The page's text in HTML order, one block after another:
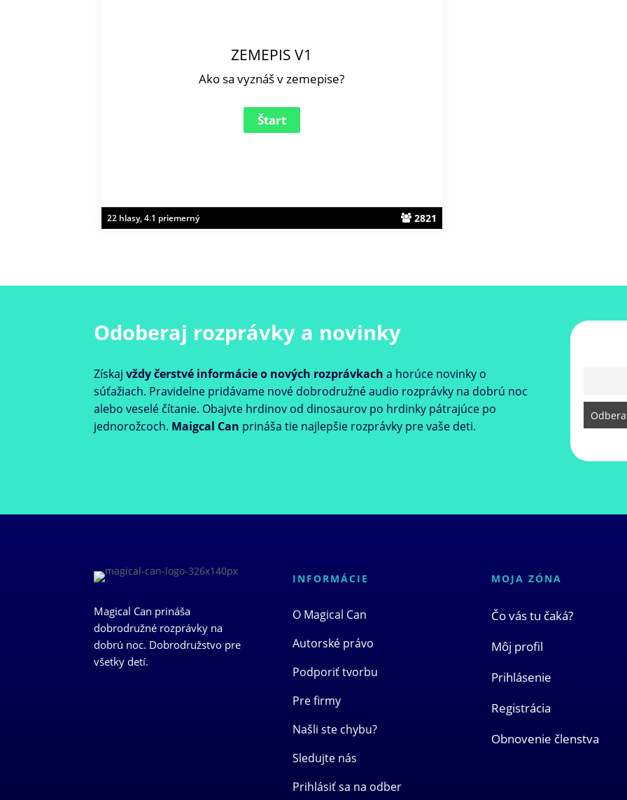
22 hlasy, 4.1 priemerný 2821
ZEMEPIS V1
Ako sa vyznáš v zemepise?
Odoberaj rozprávky a novinky
Získajvždy čerstvé informácie o nových rozprávkach a horúce novinky o
súťažiach. Pravidelne pridávame nové dobrodružné audio rozprávky na dobrú noc
alebo veselé čítanie. Obajvte hrdinov od dinosaurov po hrdinky pátrajúce po
jednorožcoch. Maigcal Can prináša tie najlepšie rozprávky pre vaše deti.
Magical Can prináša
dobrodružné rozprávky na
dobrú noc. Dobrodružstvo pre
všetky detí.
INFORMÁCIE
O Magical Can
Autorské právo
Podporiť tvorbu
Pre firmy
Našli ste chybu?
Sledujte nás
Prihlásiť sa na odber
MOJA ZÓNA
Čo vás tu čaká?
Môj profil
Prihlásenie
Registrácia
Obnovenie členstva